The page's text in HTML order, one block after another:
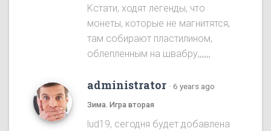
Kстати, ходят легенды, что
монеты, которые не магнитятся,
там собирают пластилином,
облепленным на швабру,,,,,,,
administrator · 6 years ago
Зима. Игра вторая
lud19, сегодня будет добавлена